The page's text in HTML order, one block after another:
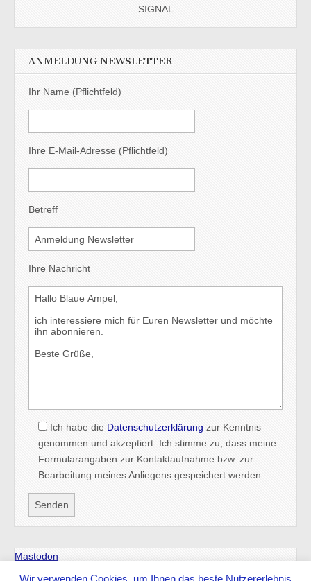
SIGNAL
ANMELDUNG NEWSLETTER
Ihr Name (Pflichtfeld)
Ihre E-Mail-Adresse (Pflichtfeld)
Betreff
Ihre Nachricht
Ich habe die Datenschutzerklärung zur Kenntnis
genommen und akzeptiert. Ich stimme zu, dass meine
Formularangaben zur Kontaktaufnahme bzw. zur
Bearbeitung meines Anliegens gespeichert werden.
Mastodon